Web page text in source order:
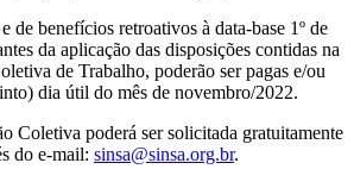
de benefícios retroativos à data-base 1º de
da aplicação das disposições contidas na
de Trabalho, poderão ser pagas e/ou
dia útil do mês de novembro/2022.
Coletiva poderá ser solicitada gratuitamente
do e-mail: sinsa@sinsa.org.br.